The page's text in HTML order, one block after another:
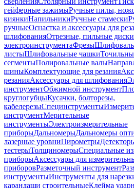
гейферные зажимыРучные пилы,
киянкиНапильникиРучные стамески
ручныеОснастка и аксессуары для
шлифованияОтрезные, пильные диски
электроинструментаФрезы
листыШлифовальные чашки
сегментыПолировальные валы
шиныКомплектующие для резания
резанияАксессуары для шлифования
инструментОбжимной инструмент
круглогубцыКусачки, болторезы,
кабелерезыСпецинструменты
инструментМерительные
инструментыЭлектроизмерительные
приборыДальномерыДальномеры
лазерные уровниПирометры
тестерыТолщиномерыСпециальные
приборыАксессуары для
приборовРазметочный инструмент
инструментыИнструменты для
карандаши строительныеКлейма